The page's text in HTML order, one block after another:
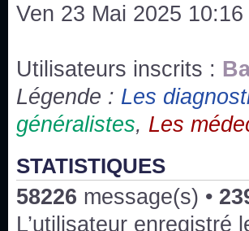
Joyeux Noël !
Bonne année tout le monde !
Un peu de ménage, spams
chaines françaises diffusent
3x24 Human Error mais je suis
Bonjour j'aimerais que l'on
qu'une personne fait un arrêt
Ven 23 Mai 2025 10:16
Utilisateurs inscrits :
Légende : Les
généralistes, Les
STATISTIQUES
58226 message(s) •
L’utilisateur